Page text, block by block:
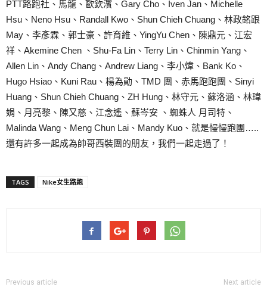
PTT路跑社、馬龍、歐欽濱、Gary Cho、Iven Jan、Michelle
Hsu、Neno Hsu、Randall Kwo、Shun Chieh Chuang、林政銘跟
May、李彥霖、郭士豪、許育維、YingYu Chen、陳鼎元、江宏
祥、Akemine Chen 、Shu-Fa Lin、Terry Lin、Chinmin Yang、
Allen Lin、Andy Chang、Andrew Liang、李小煒、Bank Ko、
Hugo Hsiao、Kuni Rau、楊為勛、TMD 團、赤馬跑跑團、Sinyi
Huang、Shun Chieh Chuang、ZH Hung、林守元、蘇洛涵、林瑋
娟、月亮黎、陳又慈、江念遙、蘇岑安 、蜘蛛人 月司特、
Malinda Wang、Meng Chun Lai、Mandy Kuo、就是慢慢跑團…..
還有許多一起成為帥哥西裝團的朋友，我們一起走過了！
TAGS Nike女生路跑
Previous article Next article